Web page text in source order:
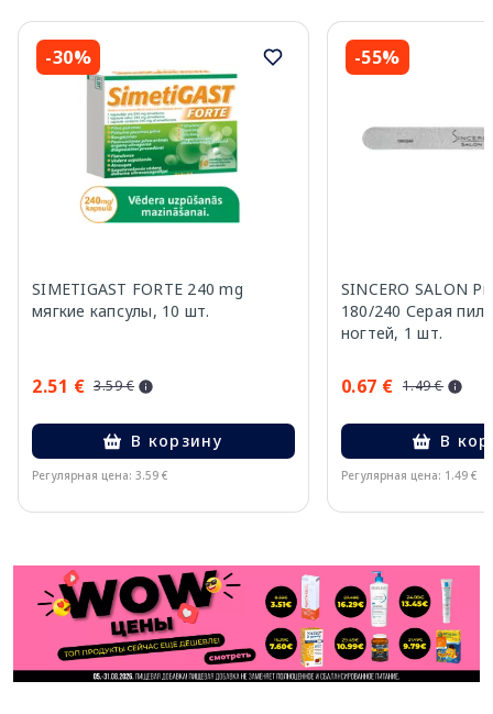
-30%
SIMETIGAST FORTE 240 mg
мягкие капсулы, 10 шт.
2.51 € 3.59 €
В корзину
Регулярная цена: 3.59 €
-55%
SINCERO SALON
180/240 Серая
ногтей, 1 шт.
0.67 € 1.49 €
В
Регулярная цена: 1.49 €